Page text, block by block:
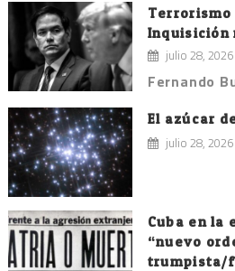
Terrorismo
Inquisición
julio 28, 2026
Fernando
El azúcar
julio 28, 2026
Cuba en la
“nuevo
trumpista/